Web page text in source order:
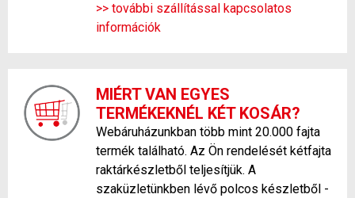
>> további szállítással kapcsolatos
információk
MIÉRT VAN EGYES
TERMÉKEKNÉL KÉT KOSÁR?
Webáruházunkban több mint 20.000 fajta
termék található. Az Ön rendelését kétfajta
raktárkészletből teljesítjük. A
szaküzletünkben lévő polcos készletből -